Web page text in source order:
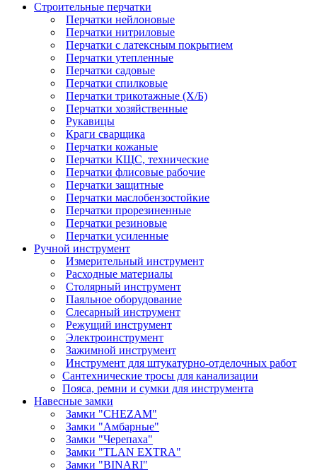
Строительные перчатки
Перчатки нейлоновые
Перчатки нитриловые
Перчатки с латексным покрытием
Перчатки утепленные
Перчатки садовые
Перчатки спилковые
Перчатки трикотажные (Х/Б)
Перчатки хозяйственные
Рукавицы
Краги сварщика
Перчатки кожаные
Перчатки КЩС, технические
Перчатки флисовые рабочие
Перчатки защитные
Перчатки маслобензостойкие
Перчатки прорезиненные
Перчатки резиновые
Перчатки усиленные
Ручной инструмент
Измерительный инструмент
Расходные материалы
Столярный инструмент
Паяльное оборудование
Слесарный инструмент
Режущий инструмент
Электроинструмент
Зажимной инструмент
Инструмент для штукатурно-отделочных работ
Сантехнические тросы для канализации
Пояса, ремни и сумки для инструмента
Навесные замки
Замки "CHEZAM"
Замки "Амбарные"
Замки "Черепаха"
Замки "TLAN EXTRA"
Замки "BINARI"